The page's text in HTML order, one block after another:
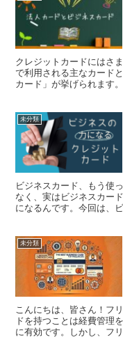
クレジットカードにはさ
で利用される主なカード
カード」が挙げられます
未分類
ビジネスカード、もう使
なく、実はビジネスカー
になるんです。今回は、
未分類
こんにちは、皆さん！フ
ドを持つことは経費管理
に有効です。しかし、フ